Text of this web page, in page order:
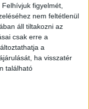
Felhívjuk figyelmét,
nem feltétlenül
áll tiltakozni az
csak erre a
a
ha visszatér
található
állami
a Rogán-
LÉPJ VELÜNK